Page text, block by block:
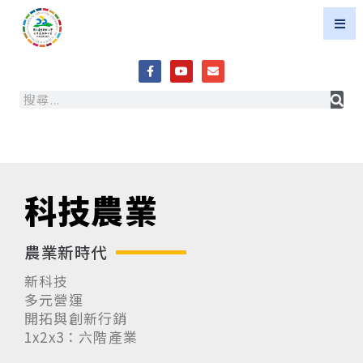
科技農業
農業新時代
新科技
多元營運
開拓與創新行銷
1x2x3：六階產業